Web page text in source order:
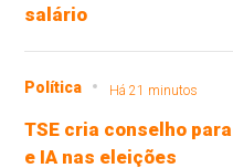
salário
Política Há 21 minutos
TSE cria conselho
e IA nas eleições